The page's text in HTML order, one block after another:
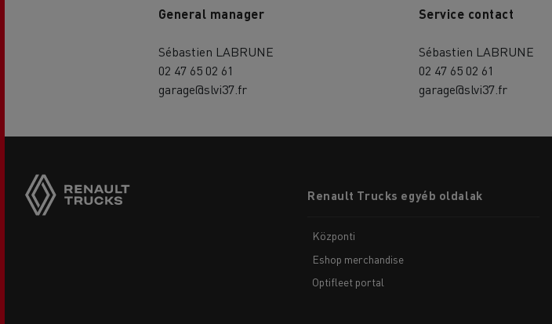
General manager
Sébastien LABRUNE
02 47 65 02 61
garage@slvi37.fr
Service contact
Sébastien LABRUNE
02 47 65 02 61
garage@slvi37.fr
menuRenault Trucks egyéb oldalak
Központi
Eshop merchandise
Optifleet portal